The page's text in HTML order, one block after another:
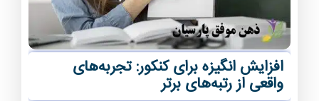
افزایش انگیزه برای کنکور: تجربه‌های
واقعی از رتبه‌های برتر